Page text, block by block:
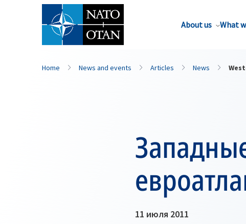
About us What
Home News and events Articles News
11 июля 2011